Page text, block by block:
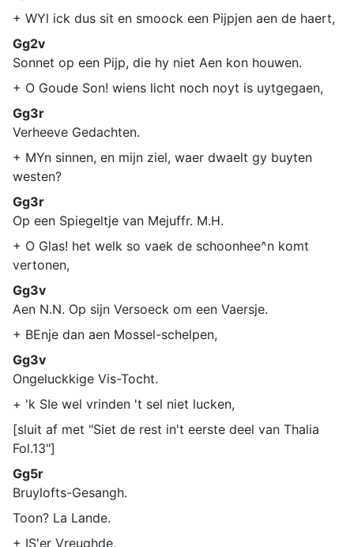
+ WYl ick dus sit en smoock een Pijpjen aen de haert,
Gg2v
Sonnet op een Pijp, die hy niet Aen kon houwen.
+ O Goude Son! wiens licht noch noyt is uytgegaen,
Gg3r
Verheeve Gedachten.
+ MYn sinnen, en mijn ziel, waer dwaelt gy buyten
westen?
Gg3r
Op een Spiegeltje van Mejuffr. M.H.
+ O Glas! het welk so vaek de schoonhee^n komt
vertonen,
Gg3v
Aen N.N. Op sijn Versoeck om een Vaersje.
+ BEnje dan aen Mossel-schelpen,
Gg3v
Ongeluckkige Vis-Tocht.
+ 'k SIe wel vrinden 't sel niet lucken,
[sluit af met "Siet de rest in't eerste deel van Thalia
Fol.13"]
Gg5r
Bruylofts-Gesangh.
Toon? La Lande.
+ IS'er Vreughde,